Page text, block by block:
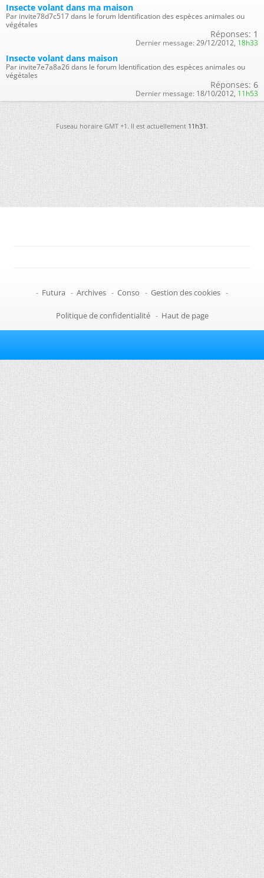
Insecte volant dans ma maison
Par invite78d7c517 dans le forum Identification des espèces animales ou
végétales
Réponses: 1
Dernier message: 29/12/2012, 18h33
Insecte volant dans maison
Par invite7e7a8a26 dans le forum Identification des espèces animales ou
végétales
Réponses: 6
Dernier message: 18/10/2012, 11h53
Fuseau horaire GMT +1. Il est actuellement11h31.
- Futura - Archives - Conso - Gestion des cookies -
Politique de confidentialité - Haut de page